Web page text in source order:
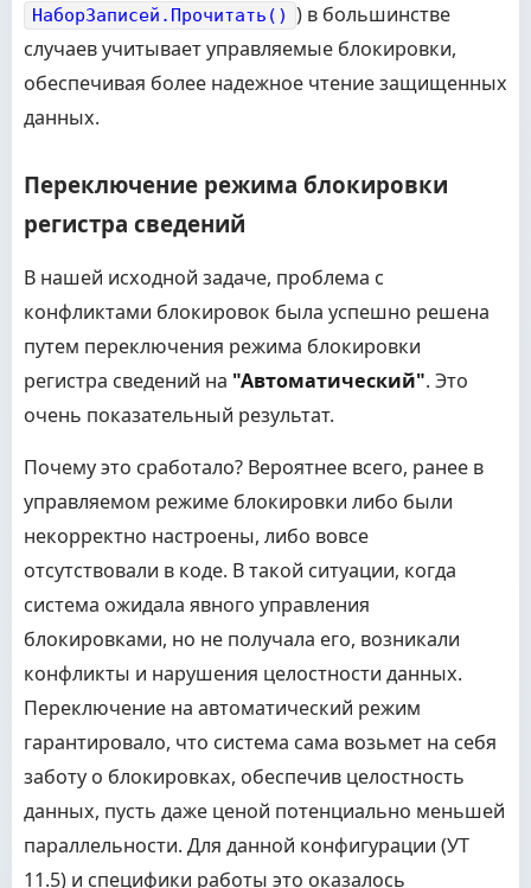
НаборЗаписей.Прочитать() ) в большинстве
случаев учитывает управляемые блокировки,
обеспечивая более надежное чтение защищенных
данных.
Переключение режима блокировки
регистра сведений
В нашей исходной задаче, проблема с
конфликтами блокировок была успешно решена
путем переключения режима блокировки
регистра сведений на "Автоматический". Это
очень показательный результат.
Почему это сработало? Вероятнее всего, ранее в
управляемом режиме блокировки либо были
некорректно настроены, либо вовсе
отсутствовали в коде. В такой ситуации, когда
система ожидала явного управления
блокировками, но не получала его, возникали
конфликты и нарушения целостности данных.
Переключение на автоматический режим
гарантировало, что система сама возьмет на себя
заботу о блокировках, обеспечив целостность
данных, пусть даже ценой потенциально меньшей
параллельности. Для данной конфигурации (УТ
11.5) и специфики работы это оказалось